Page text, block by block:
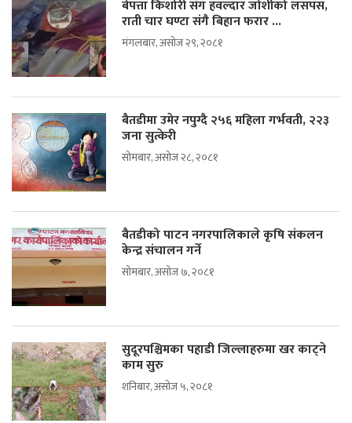
बेपत्ता किशोरी संग हवल्दार जोशीको लसपस,
राती चार घण्टा संगै बिहान फरार ...
मंगलबार, असोज २९, २०८१
बैतडीमा उमेर नपुग्दै २५६ महिला गर्भवती, २२३
जना सुत्केरी
सोमबार, असोज २८, २०८१
बैतडीको पाटन नगरपालिकाले कृषि संकलन
केन्द्र संचालन गर्ने
सोमबार, असोज ७, २०८१
सुदूरपश्चिमका पहाडी जिल्लाहरुमा खर काट्ने
काम सुरु
शनिबार, असोज ५, २०८१